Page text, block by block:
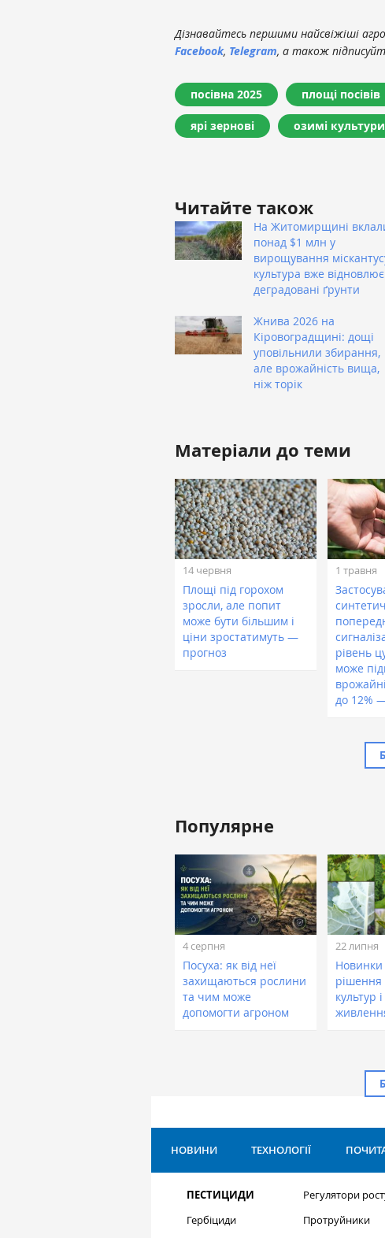
Дізнавайтесь першими найсвіжіші
Facebook, Telegram, а також
посівна 2025 площі посівів
ярі зернові озимі культури
Читайте також
На Житомирщині
понад $1 млн у
вирощування
культура вже відновлює
деградовані ґрунти
Жнива 2026 на
Кіровоградщині: дощі
уповільнили збирання,
але врожайність вища,
ніж торік
Матеріали до теми
14 червня
Площі під горохом
зросли, але попит
може бути більшим і
ціни зростатимуть —
прогноз
1 травня
рівень
може
до 12%
Популярне
4 серпня
Посуха: як від неї
захищаються рослини
та чим може
допомогти агроном
22 липня
Новинки
рішення
культур
НОВИНИ ТЕХНОЛОГІЇ
ПЕСТИЦИДИ
Гербіциди
Регулятори
Протруйники